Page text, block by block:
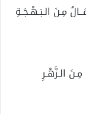
مِـنَ الـبَـهْـجَـةِ
الـزَّهْـرِ